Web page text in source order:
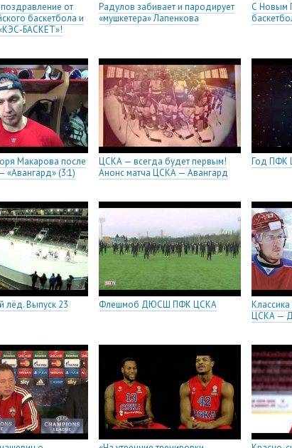
от
баскетбола и
БАСКЕТ»!
Радулов забивает и пародирует
«мушкетера» Лапенкова
С Новым
Макарова после
«Авангард» (3:1)
ЦСКА — всегда будет первым!
Анонс матча ЦСКА — Авангард
Год ПФК
лёд. Выпуск 23 Флешмоб ДЮСШ ПФК ЦСКА
ЦСКА —